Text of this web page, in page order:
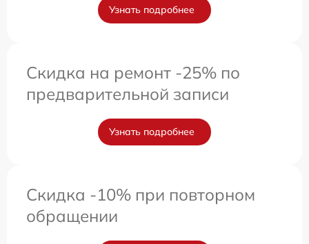
Узнать подробнее
Скидка на ремонт -25% по
предварительной записи
Узнать подробнее
Скидка -10% при повторном
обращении